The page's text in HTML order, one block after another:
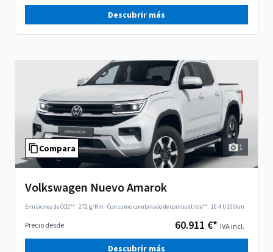
Descubrir más
Compara 1
Volkswagen Nuevo Amarok
Emisiones de CO2**: 272 g/Km ·Consumo combinado de combustible**: 10.4 l/100km
Precio desde 60.911 €* IVA incl.
Descubrir más